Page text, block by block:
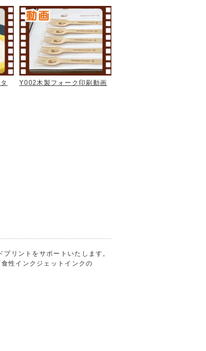
Y002木製フォーク印刷動画
リントをサポートいたします。
性インクジェットインクの